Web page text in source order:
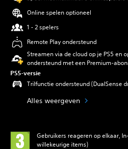
Online spelen optioneel
1 - 2 spelers
Remote Play ondersteund
Streamen via de cloud op je PS5 en
ondersteund met een Premium-
PS5-versie
Trilfunctie ondersteund (DualSense
Alles weergeven
Gebruikers reageren op elkaar,
willekeurige items)